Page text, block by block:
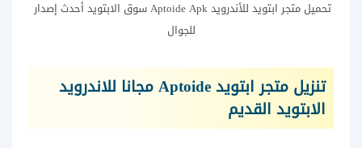
تحميل متجر ابتويد للأندرويد Aptoide Apk سوق الابتويد أحدث إصدار
للجوال
تنزيل متجر ابتويد Aptoide مجانا للاندرويد
الابتويد القديم